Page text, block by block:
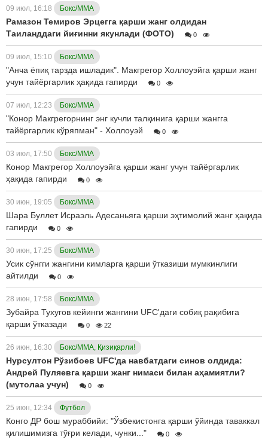
09 июл, 16:18 Бокс/ММА
Рамазон Темиров Эрцегга қарши жанг олдидан
Таиланддаги йиғинни якунлади (ФОТО)
0
09 июл, 15:10 Бокс/ММА
"Анча ёпиқ тарзда ишладик". Макгрегор Холлоуэйга қарши жанг
учун тайёргарлик ҳақида гапирди
0
07 июл, 12:23 Бокс/ММА
"Конор Макгрегорнинг энг кучли талқинига қарши жангга
тайёргарлик кўряпман" - Холлоуэй
0
03 июл, 17:50 Бокс/ММА
Конор Макгрегор Холлоуэйга қарши жанг учун тайёргарлик
ҳақида гапирди
0
30 июн, 19:05 Бокс/ММА
Шара Буллет Исраэль Адесаньяга қарши эҳтимолий жанг ҳақида
гапирди
0
30 июн, 17:25 Бокс/ММА
Усик сўнгги жангини кимларга қарши ўтказиши мумкинлиги
айтилди
0
28 июн, 17:58 Бокс/ММА
Зубайра Тухугов кейинги жангини UFC'даги собиқ рақибига
қарши ўтказади
0 22
26 июн, 16:30 Бокс/ММА, Қизиқарли!
Нурсултон Рўзибоев UFC'да навбатдаги синов олдида:
Андрей Пуляевга қарши жанг нимаси билан аҳамиятли?
(мутолаа учун)
0
25 июн, 12:34 Футбол
Конго ДР бош мураббийи: "Ўзбекистонга қарши ўйинда таваккал
қилишимизга тўғри келади, чунки..."
0